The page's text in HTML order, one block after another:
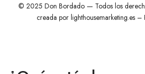
© 2025 Don Bordado — Todos los
creada por lighthousemarketing.es –